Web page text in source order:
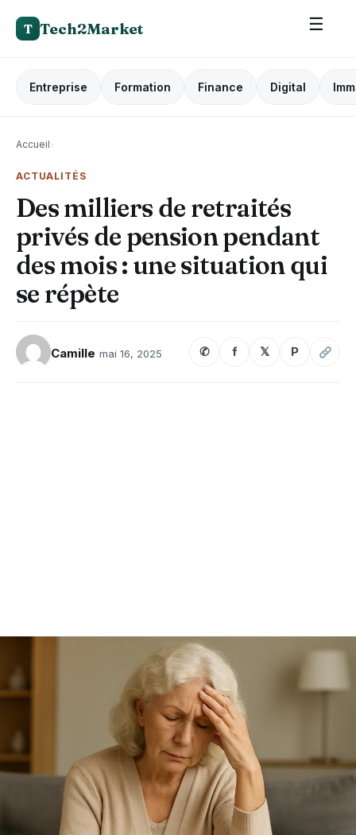
T Tech2Market ☰
Entreprise Formation Finance Digital
Accueil›
ACTUALITÉS
Des milliers de retraités
privés de pension pendant
des mois : une situation qui
se répète
Camille mai 16, 2025 ✆ f 𝕏 P